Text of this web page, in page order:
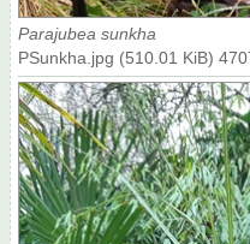
Parajubea sunkha
PSunkha.jpg (510.01 KiB)